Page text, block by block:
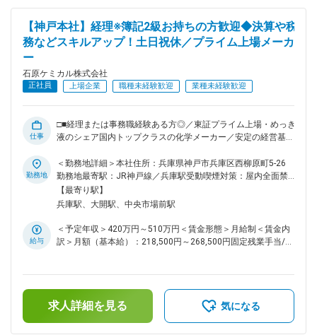
SDGs、CSR関連の全般的な業務 ・評価機関（CDPなど）及び
参画団体（GXリーグなど）への諸対応 ■働き方・社風につい
て： ・年間休日125日、土日祝休みとメリハリを付けながら働
くことができる環境です。 ・少数精鋭の会社であるため、社
です。自分で思ったことを行動に移しやすく、小回りの利く職
場環境です。中途入社の方は全社員の56％と多く、プロパー
との差等は一切ありません。 ■当社の特徴： 当社は、電子関
連分野、自動車用品分野、鉄鋼・化学を中心とする工業薬品の
3つの分野で金属表面処理剤、電子材料及び機器、自動車用化
学製品、工業薬品の四つの事業をバランスよく展開、全天候型
「市場開発」の3つの開発を経営理念とし、「表面の技術を創
造する」をテーマに高性能で高品質な製品を市場に送り出し高
い信頼性を追求、更に既成概念に囚われず新しい角度から製品
開発、技術開発に全力傾注しております。 変更の範囲：会社
の定める業務
は固定手当を含めた表記です。
【神戸本社】経理※簿記2級お持ちの方歓迎◆決算や税
務などスキルアップ！土日祝休／プライム上場メーカ
ー
石原ケミカル株式会社
正社員 上場企業 職種未経験歓迎 業種未経験歓迎
仕事
□■経理または事務職経験ある方◎／東証プライム上場・めっき
液のシェア国内トップクラスの化学メーカー／安定の経営基盤
っていただきます。 ■業務詳細： ＜経理課・財務課共通＞ ◇
伝票チェック（旅費経費精算、業者支払、入金、海外拠点に関
わる伝票の内容確認） ◇会計システムへの伝票入力（手入力で
はなくExcelデータ入力） ◇財務会計（月次、四半期及び期末
業所税申告書作成など税務全般） ◇法定開示（有価証券報告
書・決算短信・計算書類等の作成及び開示） ◇監査対応（監査
産管理（固定資産システムへの登録、償却資産申告書作成） ◇
消費税（月次での消費税計上確認、消費税申告書作成） ■当社
の特徴： ◇当社は電子関連分野、自動車用品分野、鉄鋼・化学
を中心とする工業薬品の3つの分野で金属表面処理剤、電子材
勤務地
＜勤務地詳細＞本社住所：兵庫県神戸市兵庫区西柳原町5-26
勤務地最寄駅：JR神戸線／兵庫駅受動喫煙対策：屋内全面禁
煙変更の範囲：会社の定める事業所
【最寄り駅】
兵庫駅、大開駅、中央市場前駅
給与
＜予定年収＞420万円～510万円＜賃金形態＞月給制＜賃金内
訳＞月額（基本給）：218,500円～268,500円固定残業手当/
有＜給与補足＞■昇給：年1回（4月）■賞与：年2回（6月、12
月）※賞与の係数は業績変動あり賃金はあくまでも目安の金額
であり、選考を通じて上下する可能性があります。月給(月額)
求人詳細を見る 気になる